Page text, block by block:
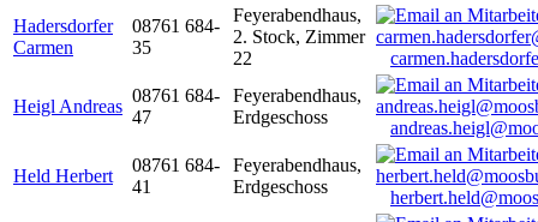
Hadersdorfer
Carmen
08761 684-
35
Feyerabendhaus,
2. Stock, Zimmer
22
Heigl Andreas
08761 684-
47
Feyerabendhaus,
Erdgeschoss
Held Herbert
08761 684-
41
Feyerabendhaus,
Erdgeschoss